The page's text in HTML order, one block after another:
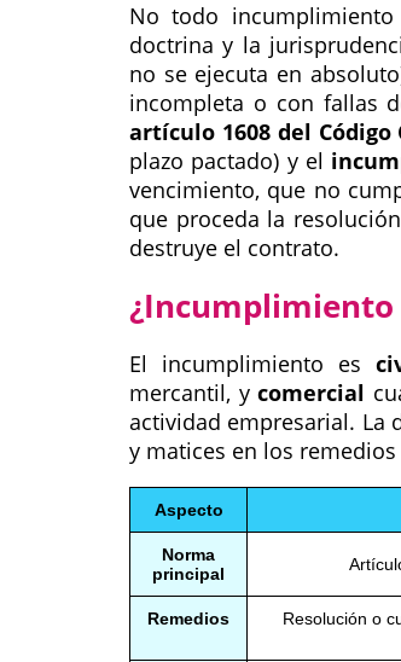
No todo
doctrina y la
no se ejecuta en
incompleta o con fallas
artículo 1608 del Código
plazo pactado) y el
vencimiento, que no
que proceda la
destruye el contrato.
¿Incumplimiento
El incumplimiento es
mercantil, ycomercial
actividad empresarial. La
y matices en los
Aspecto
Norma
principal
Remedios
Resolución o